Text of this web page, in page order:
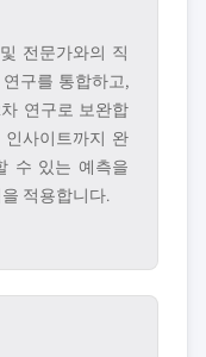
전문가와의 직
구를 통합하고,
연구로 보완합
사이트까지 완
수 있는 예측을
적용합니다.